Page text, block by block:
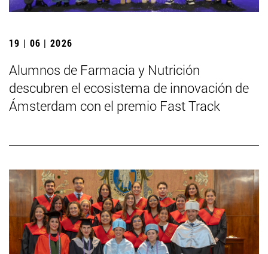
19 | 06 | 2026
Alumnos de Farmacia y Nutrición
descubren el ecosistema de innovación de
Ámsterdam con el premio Fast Track